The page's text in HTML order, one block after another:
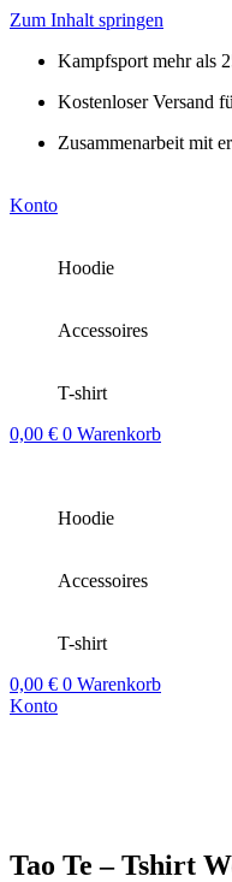
Zum Inhalt springen
Kampfsport mehr als
Kostenloser Versand
Zusammenarbeit mit
Konto
Hoodie
Accessoires
T-shirt
0,00 € 0 Warenkorb
Hoodie
Accessoires
T-shirt
0,00 € 0 Warenkorb
Konto
Tao Te – Tshirt